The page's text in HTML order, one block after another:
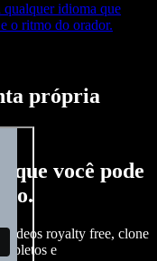
idioma que
o ritmo do orador.
própria
que você pode
vídeos royalty free, clone
e